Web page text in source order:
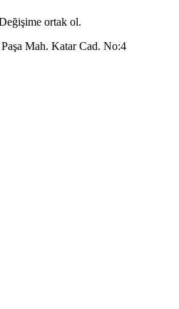
ortak ol.
Mah. Katar Cad. No:4